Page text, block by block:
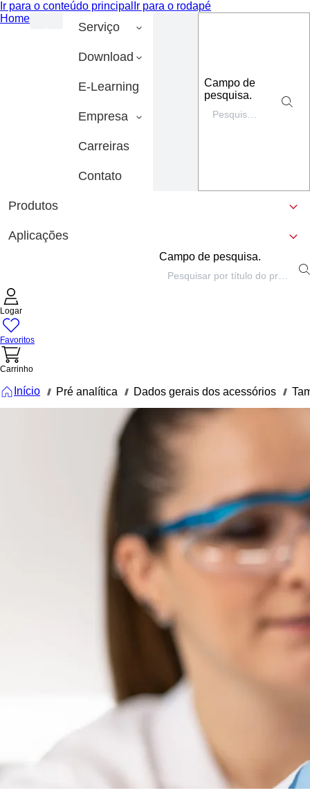
Ir para o conteúdo principal Ir para o rodapé
Home
Serviço
Download
E-Learning
Empresa
Carreiras
Contato
Campo de
pesquisa.
Produtos
Aplicações
Campo de pesquisa.
Logar
Favoritos
Carrinho
Início /// Pré analítica /// Dados gerais dos acessórios ///